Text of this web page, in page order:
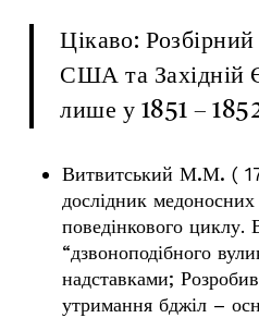
Цікаво:
США та Західній
лише у 1851 –
Витвитський М.М. (
дослідник медоносних
поведінкового циклу.
“дзвоноподібного
надставками;
утримання бджіл –